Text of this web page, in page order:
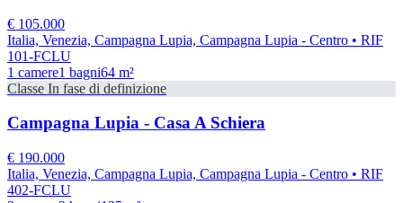
€ 105.000
Italia, Venezia, Campagna Lupia, Campagna Lupia - Centro • RIF
101-FCLU
1 camere1 bagni64 m²
Classe In fase di definizione
Campagna Lupia - Casa A Schiera
€ 190.000
Italia, Venezia, Campagna Lupia, Campagna Lupia - Centro • RIF
402-FCLU